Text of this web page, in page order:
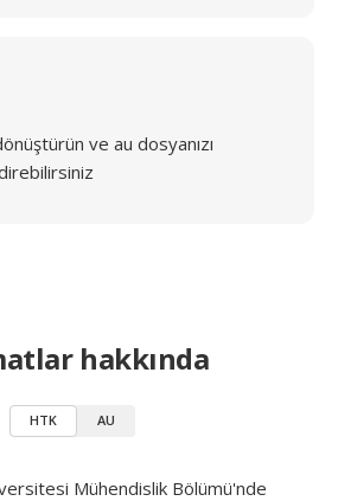
ve au dosyanızı
hakkında
HTK AU
Mühendislik Bölümü'nde